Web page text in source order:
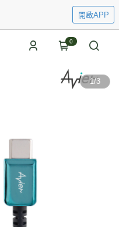
開啟APP
0
1/3